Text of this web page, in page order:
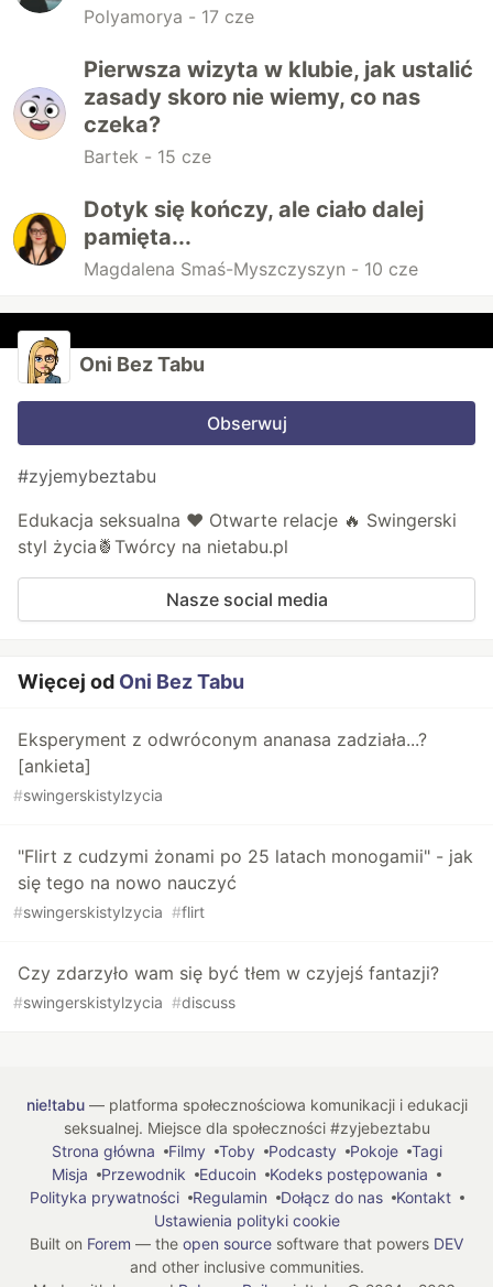
Polyamorya - 17 cze
Pierwsza wizyta w klubie, jak ustalić
zasady skoro nie wiemy, co nas
czeka?
Bartek - 15 cze
Dotyk się kończy, ale ciało dalej
pamięta...
Magdalena Smaś-Myszczyszyn - 10 cze
Oni Bez Tabu
Obserwuj
#zyjemybeztabu
Edukacja seksualna ❤️ Otwarte relacje 🔥 Swingerski
styl życia🍍Twórcy na nietabu.pl
Nasze social media
Więcej od Oni Bez Tabu
Eksperyment z odwróconym ananasa zadziała...?
[ankieta]
#swingerskistylzycia
"Flirt z cudzymi żonami po 25 latach monogamii" - jak
się tego na nowo nauczyć
#swingerskistylzycia #flirt
Czy zdarzyło wam się być tłem w czyjejś fantazji?
#swingerskistylzycia #discuss
nie!tabu— platforma społecznościowa komunikacji i edukacji
seksualnej. Miejsce dla społeczności #zyjebeztabu
Strona główna
Filmy Toby Podcasty Pokoje
Tagi
Misja
Przewodnik Educoin
Kodeks postępowania
Polityka prywatności
Regulamin Dołącz do nas
Kontakt
Ustawienia polityki cookie
Built on Forem — the open source software that powers DEV
and other inclusive communities.